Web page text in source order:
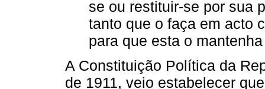
se ou restituir-se por sua
tanto que o faça em acto
para que esta o
A Constituição Política da
de 1911, veio estabelecer